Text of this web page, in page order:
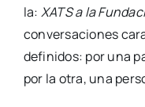
la: XATS a la
con­ver­sa­cio­nes
defi­ni­dos: por una
por la otra, una